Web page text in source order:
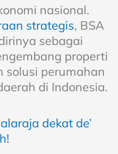
nasional.
strategis, BSA
sebagai
properti
solusi perumahan
di Indonesia.
dekat de’